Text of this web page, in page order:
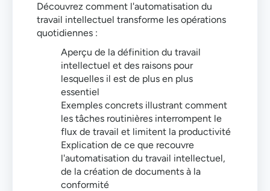
Découvrez comment l'automatisation du
travail intellectuel transforme les opérations
quotidiennes :
Aperçu de la définition du travail
intellectuel et des raisons pour
lesquelles il est de plus en plus
essentiel
Exemples concrets illustrant comment
les tâches routinières interrompent le
flux de travail et limitent la productivité
Explication de ce que recouvre
l'automatisation du travail intellectuel,
de la création de documents à la
conformité